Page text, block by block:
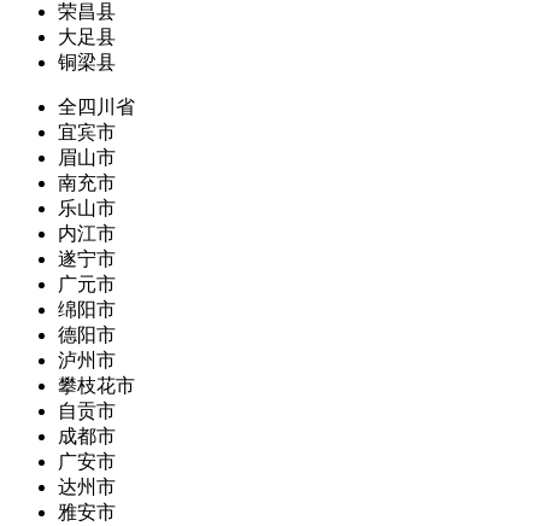
荣昌县
大足县
铜梁县
全四川省
宜宾市
眉山市
南充市
乐山市
内江市
遂宁市
广元市
绵阳市
德阳市
泸州市
攀枝花市
自贡市
成都市
广安市
达州市
雅安市